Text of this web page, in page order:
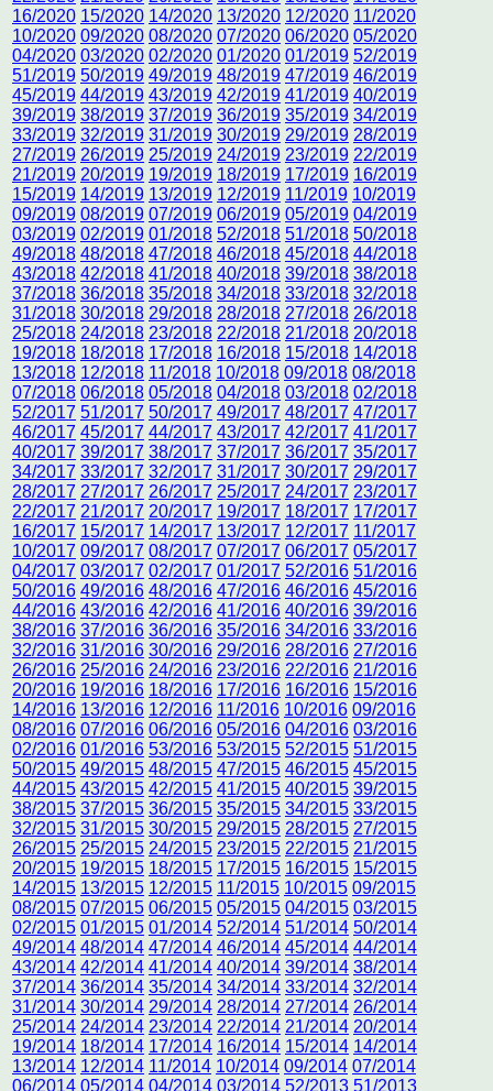
16/2020 15/2020 14/2020 13/2020 12/2020 11/2020
10/2020 09/2020 08/2020 07/2020 06/2020 05/2020
04/2020 03/2020 02/2020 01/2020 01/2019 52/2019
51/2019 50/2019 49/2019 48/2019 47/2019 46/2019
45/2019 44/2019 43/2019 42/2019 41/2019 40/2019
39/2019 38/2019 37/2019 36/2019 35/2019 34/2019
33/2019 32/2019 31/2019 30/2019 29/2019 28/2019
27/2019 26/2019 25/2019 24/2019 23/2019 22/2019
21/2019 20/2019 19/2019 18/2019 17/2019 16/2019
15/2019 14/2019 13/2019 12/2019 11/2019 10/2019
09/2019 08/2019 07/2019 06/2019 05/2019 04/2019
03/2019 02/2019 01/2018 52/2018 51/2018 50/2018
49/2018 48/2018 47/2018 46/2018 45/2018 44/2018
43/2018 42/2018 41/2018 40/2018 39/2018 38/2018
37/2018 36/2018 35/2018 34/2018 33/2018 32/2018
31/2018 30/2018 29/2018 28/2018 27/2018 26/2018
25/2018 24/2018 23/2018 22/2018 21/2018 20/2018
19/2018 18/2018 17/2018 16/2018 15/2018 14/2018
13/2018 12/2018 11/2018 10/2018 09/2018 08/2018
07/2018 06/2018 05/2018 04/2018 03/2018 02/2018
52/2017 51/2017 50/2017 49/2017 48/2017 47/2017
46/2017 45/2017 44/2017 43/2017 42/2017 41/2017
40/2017 39/2017 38/2017 37/2017 36/2017 35/2017
34/2017 33/2017 32/2017 31/2017 30/2017 29/2017
28/2017 27/2017 26/2017 25/2017 24/2017 23/2017
22/2017 21/2017 20/2017 19/2017 18/2017 17/2017
16/2017 15/2017 14/2017 13/2017 12/2017 11/2017
10/2017 09/2017 08/2017 07/2017 06/2017 05/2017
04/2017 03/2017 02/2017 01/2017 52/2016 51/2016
50/2016 49/2016 48/2016 47/2016 46/2016 45/2016
44/2016 43/2016 42/2016 41/2016 40/2016 39/2016
38/2016 37/2016 36/2016 35/2016 34/2016 33/2016
32/2016 31/2016 30/2016 29/2016 28/2016 27/2016
26/2016 25/2016 24/2016 23/2016 22/2016 21/2016
20/2016 19/2016 18/2016 17/2016 16/2016 15/2016
14/2016 13/2016 12/2016 11/2016 10/2016 09/2016
08/2016 07/2016 06/2016 05/2016 04/2016 03/2016
02/2016 01/2016 53/2016 53/2015 52/2015 51/2015
50/2015 49/2015 48/2015 47/2015 46/2015 45/2015
44/2015 43/2015 42/2015 41/2015 40/2015 39/2015
38/2015 37/2015 36/2015 35/2015 34/2015 33/2015
32/2015 31/2015 30/2015 29/2015 28/2015 27/2015
26/2015 25/2015 24/2015 23/2015 22/2015 21/2015
20/2015 19/2015 18/2015 17/2015 16/2015 15/2015
14/2015 13/2015 12/2015 11/2015 10/2015 09/2015
08/2015 07/2015 06/2015 05/2015 04/2015 03/2015
02/2015 01/2015 01/2014 52/2014 51/2014 50/2014
49/2014 48/2014 47/2014 46/2014 45/2014 44/2014
43/2014 42/2014 41/2014 40/2014 39/2014 38/2014
37/2014 36/2014 35/2014 34/2014 33/2014 32/2014
31/2014 30/2014 29/2014 28/2014 27/2014 26/2014
25/2014 24/2014 23/2014 22/2014 21/2014 20/2014
19/2014 18/2014 17/2014 16/2014 15/2014 14/2014
13/2014 12/2014 11/2014 10/2014 09/2014 07/2014
06/2014 05/2014 04/2014 03/2014 52/2013 51/2013